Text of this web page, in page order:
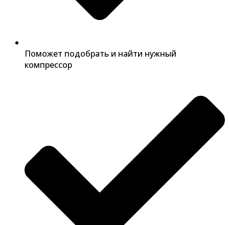
Поможет подобрать и найти нужный
компрессор